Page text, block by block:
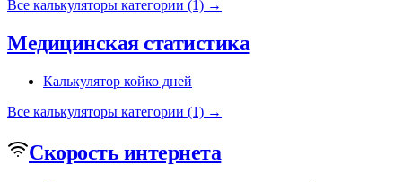
Все калькуляторы категории (1) →
Медицинская статистика
Калькулятор койко дней
Все калькуляторы категории (1) →
Скорость интернета